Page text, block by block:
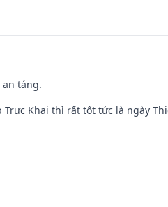
an táng.
Khai thì rất tốt tức là ngày